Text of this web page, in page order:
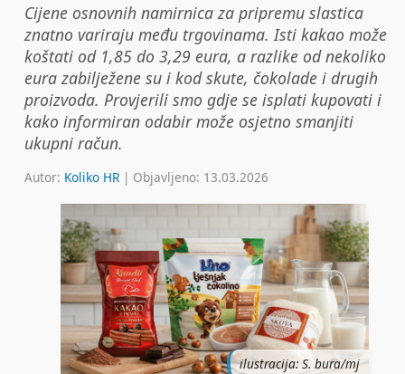
Cijene osnovnih namirnica za pripremu slastica
znatno variraju među trgovinama. Isti kakao može
koštati od 1,85 do 3,29 eura, a razlike od nekoliko
eura zabilježene su i kod skute, čokolade i drugih
proizvoda. Provjerili smo gdje se isplati kupovati i
kako informiran odabir može osjetno smanjiti
ukupni račun.
Autor: Koliko HR | Objavljeno: 13.03.2026
ilustracija: S. bura/mj